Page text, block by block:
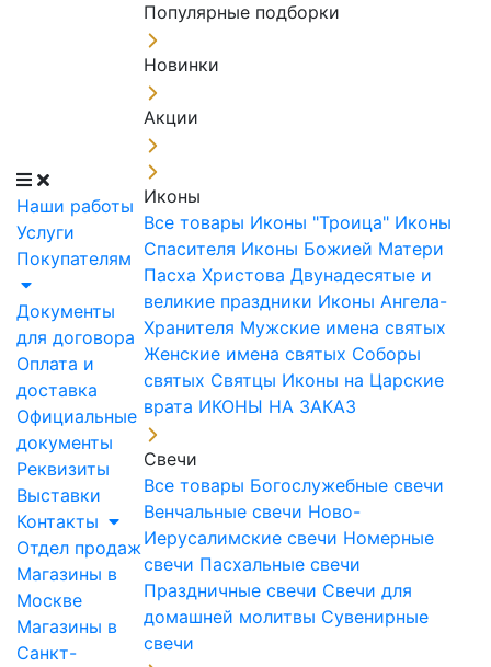
Наши работы
Услуги
Покупателям
Документы
для договора
Оплата и
доставка
Официальные
документы
Реквизиты
Выставки
Контакты
Отдел продаж
Магазины в
Москве
Магазины в
Санкт-
Популярные подборки
Новинки
Акции
Иконы
Все товары Иконы "Троица" Иконы
Спасителя Иконы Божией Матери
Пасха Христова Двунадесятые и
великие праздники Иконы Ангела-
Хранителя Мужские имена святых
Женские имена святых Соборы
святых Святцы Иконы на Царские
врата ИКОНЫ НА ЗАКАЗ
Свечи
Все товары Богослужебные свечи
Венчальные свечи Ново-
Иерусалимские свечи Номерные
свечи Пасхальные свечи
Праздничные свечи Свечи для
домашней молитвы Сувенирные
свечи